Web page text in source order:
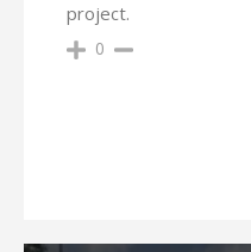
project.
0